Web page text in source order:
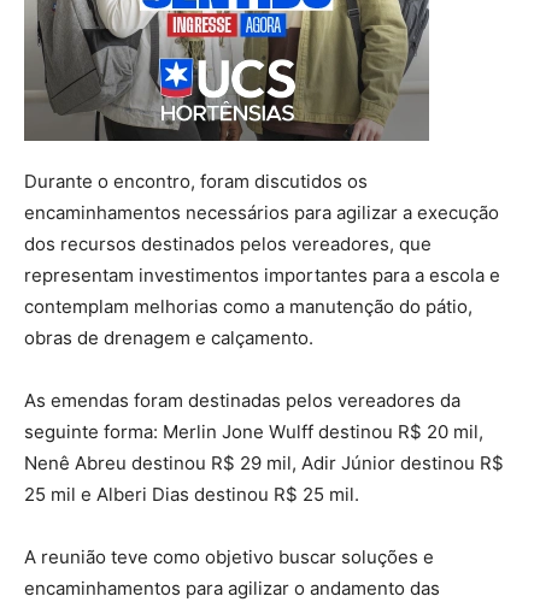
Durante o encontro, foram discutidos os
encaminhamentos necessários para agilizar a execução
dos recursos destinados pelos vereadores, que
representam investimentos importantes para a escola e
contemplam melhorias como a manutenção do pátio,
obras de drenagem e calçamento.
As emendas foram destinadas pelos vereadores da
seguinte forma: Merlin Jone Wulff destinou R$ 20 mil,
Nenê Abreu destinou R$ 29 mil, Adir Júnior destinou R$
25 mil e Alberi Dias destinou R$ 25 mil.
A reunião teve como objetivo buscar soluções e
encaminhamentos para agilizar o andamento das